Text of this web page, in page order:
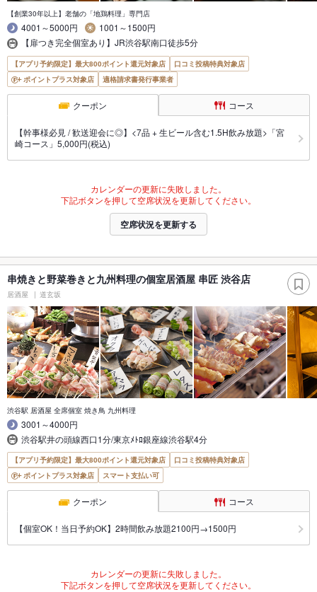
【創業30年以上】老舗の「地鶏料理」専門店
4001～5000円
1001～1500円
【扉つき完全個室あり】JR渋谷駅南口徒歩5分
【アプリ予約限定】最大800ポイント還元対象店
口コミ投稿特典対象店
ポイントプラス対象店
適格請求書発行事業者
クーポン コース
【幹事様必見 / 歓送迎会に◎】<7品 + 生ビール含む1.5H飲み放題>「宮
崎コース」5,000円(税込)
カレンダーの更新に失敗しました。
下記ボタンを押して空席状況を更新してください。
空席状況を更新する
串焼きと野菜巻きと九州料理の個室居酒屋 串匠 渋谷店
居酒屋 道玄坂
渋谷駅 居酒屋 全席個室 焼き鳥 九州料理
3001～4000円
渋谷駅井の頭線西口1分/東京ﾒﾄﾛ銀座線渋谷駅4分
【アプリ予約限定】最大800ポイント還元対象店
口コミ投稿特典対象店
ポイントプラス対象店
スマート支払い可
クーポン コース
【個室OK！当日予約OK】2時間飲み放題2100円→1500円
カレンダーの更新に失敗しました。
下記ボタンを押して空席状況を更新してください。